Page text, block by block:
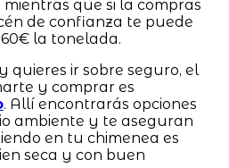
que si la compras
de confianza te puede
la tonelada.
quieres ir sobre seguro, el
y comprar es
. Allí encontrarás opciones
ambiente y te aseguran
en tu chimenea es
seca y con buen